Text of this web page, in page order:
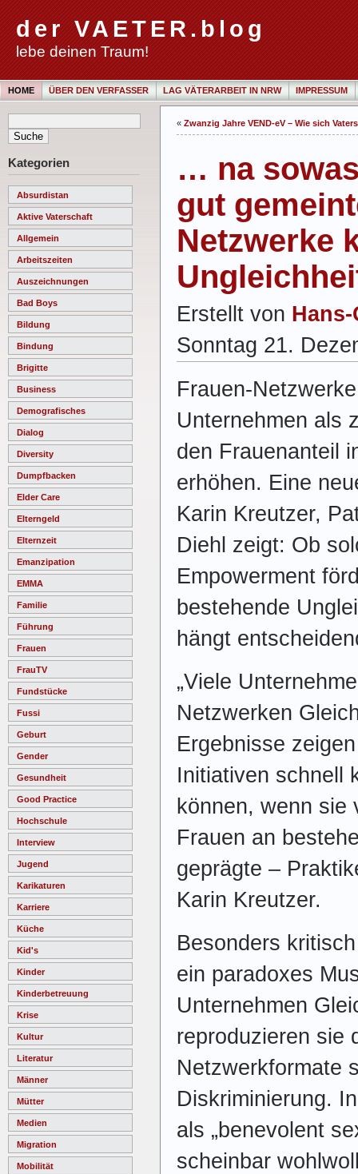
der VAETER.blog
lebe deinen Traum!
HOME ÜBER DEN VERFASSER LAG VÄTERARBEIT IN NRW IMPRESSUM
Kategorien
Absurdistan
Aktive Vaterschaft
Allgemein
Arbeitszeiten
Auszeichnungen
Bad Boys
Bildung
Bindung
Brigitte
Business
Demografisches
Dialog
Diversity
Dumpfbacken
Elder Care
Elterngeld
Elternzeit
Emanzipation
EMMA
Familie
Führung
Frauen
FrauTV
Fundstücke
Fussi
Geburt
Gender
Gesundheit
Good Practice
Hochschule
Interview
Jugend
Karikaturen
Karriere
Küche
Kid's
Kinder
Kinderbetreuung
Krise
Kultur
Literatur
Männer
Mütter
Medien
Migration
Mobilität
« Zwanzig Jahre VEND-eV – Wie sich
… na
gut
Netzwerke
Erstellt von
Sonntag 21.
Frauen-
Unternehmen als
den Frauenanteil
erhöhen. Eine
Karin Kreutzer,
Diehl zeigt: Ob
Empowerment
bestehende
hängt
„Viele
Netzwerken
Ergebnisse
Initiativen schnell
können, wenn sie
Frauen an
geprägte –
Karin Kreutzer.
Besonders
ein paradoxes
Unternehmen
reproduzieren sie
Netzwerkformate
Diskriminierung.
als „benevolent
scheinbar